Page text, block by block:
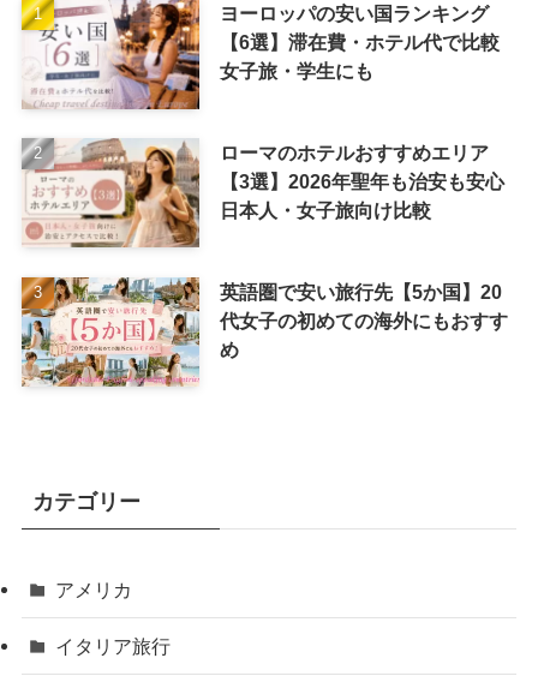
ヨーロッパの安い国ランキング
【6選】滞在費・ホテル代で比較
女子旅・学生にも
ローマのホテルおすすめエリア
【3選】2026年聖年も治安も安心
日本人・女子旅向け比較
英語圏で安い旅行先【5か国】20
代女子の初めての海外にもおすす
め
カテゴリー
アメリカ
イタリア旅行